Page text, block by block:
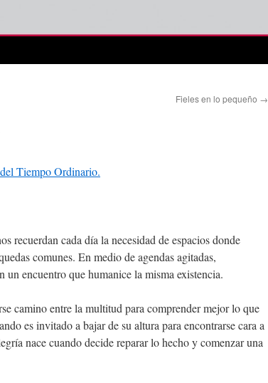
Fieles en lo pequeño →
Tiempo Ordinario.
recuerdan cada día la necesidad de espacios donde
comunes. En medio de agendas agitadas,
un encuentro que humanice la misma existencia.
camino entre la multitud para comprender mejor lo que
es invitado a bajar de su altura para encontrarse cara a
nace cuando decide reparar lo hecho y comenzar una